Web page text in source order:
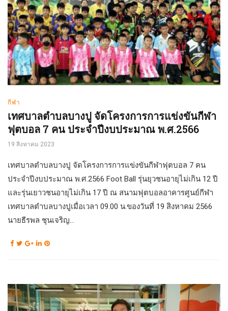
กีฬา
เทศบาลตำบลบางปู จัดโครงการการแข่งขันกีฬา
ฟุตบอล 7 คน ประจำปีงบประมาณ พ.ศ.2566
19 สิงหาคม 2023
เทศบาลตำบลบางปู จัดโครงการการแข่งขันกีฬาฟุตบอล 7 คน
ประจำปีงบประมาณ พ.ศ.2566 Foot Ball รุ่นยุวชนอายุไม่เกิน 12 ปี
และรุ่นเยาวชนอายุไม่เกิน 17 ปี ณ สนามฟุตบอลอาคารศูนย์กีฬา
เทศบาลตำบลบางปูเมื่อเวลา 09.00 น.ของวันที่ 19 สิงหาคม 2566
นายธีรพล ชุนเจริญ...